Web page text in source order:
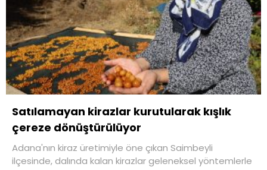
Satılamayan kirazlar kurutularak kışlık
çereze dönüştürülüyor
Adana'nın kiraz üretimiyle öne çıkan Saimbeyli
ilçesinde, dalında kalan kirazlar geleneksel yöntemlerle